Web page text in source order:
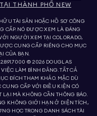
THÀNH PHỐ NEW
TÀI SẢN HOẶC HỒ SƠ CÔNG
CẤP. NÓ ĐƯỢC XEM LÀ ĐÁNG
NGƯỜI XEM TẠI COLORADO,
CUNG CẤP RIÊNG CHO MỤC
CỦA BẠN.
© 2026 DOUGLAS
VIỆC LÀM BÌNH ĐẲNG. TẤT CẢ
ĐÍCH THAM KHẢO. MẶC DÙ
CẤP VỚI ĐIỀU KIỆN CÓ
LẠI MÀ KHÔNG CẦN THÔNG BÁO.
KHÔNG GIỚI HẠN Ở DIỆN TÍCH,
HỌC TRONG DANH SÁCH TÀI